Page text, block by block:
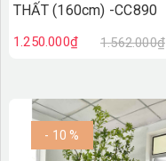
THẤT (160cm) -CC890
1.250.000₫ 1.562.000₫
- 10 %